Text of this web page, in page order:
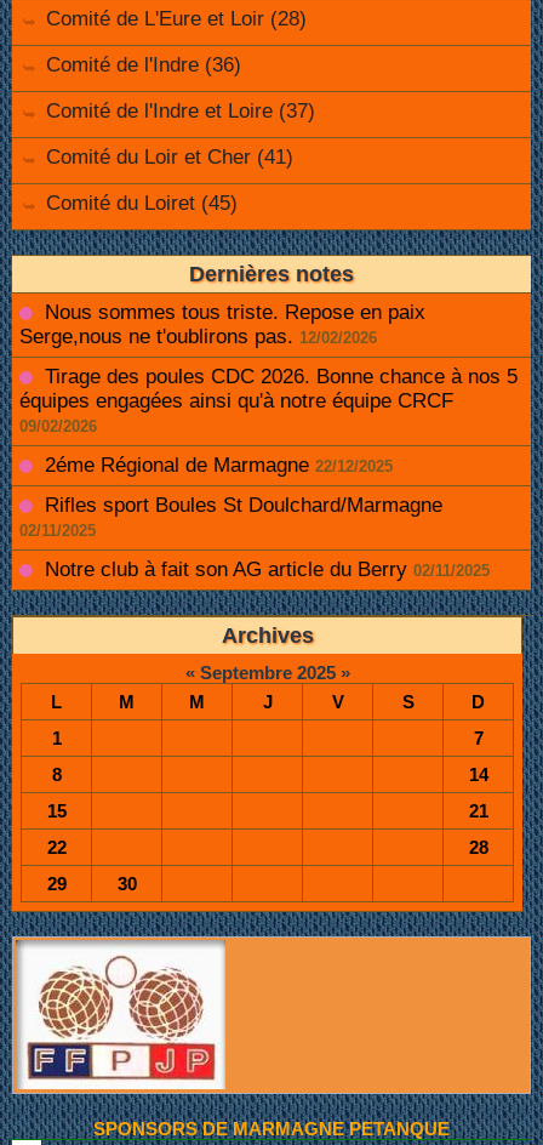
Comité de L'Eure et Loir (28)
Comité de l'Indre (36)
Comité de l'Indre et Loire (37)
Comité du Loir et Cher (41)
Comité du Loiret (45)
Dernières notes
Nous sommes tous triste. Repose en paix
Serge,nous ne t'oublirons pas. 12/02/2026
Tirage des poules CDC 2026. Bonne chance à nos 5
équipes engagées ainsi qu'à notre équipe CRCF
09/02/2026
2éme Régional de Marmagne 22/12/2025
Rifles sport Boules St Doulchard/Marmagne
02/11/2025
Notre club à fait son AG article du Berry 02/11/2025
Archives
« Septembre 2025 »
L
M M J V S
D
1
7
8
14
15
21
22
28
29
30
SPONSORS DE MARMAGNE PETANQUE